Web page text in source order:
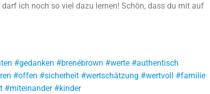
ich noch so viel dazu lernen! Schön, dass du mit auf
#gedanken #brenébrown #werte #authentisch
#offen #sicherheit #wertschätzung #wertvoll #familie
#miteinander #kinder